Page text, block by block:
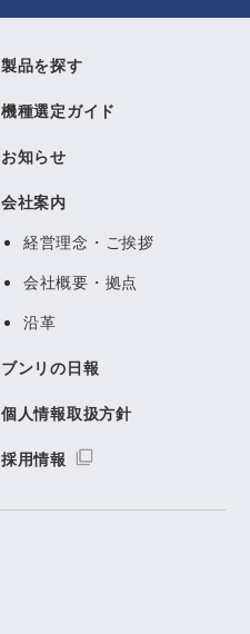
製品を探す
機種選定ガイド
お知らせ
会社案内
経営理念・ご挨拶
会社概要・拠点
沿革
ブンリの日報
個人情報取扱方針
採用情報